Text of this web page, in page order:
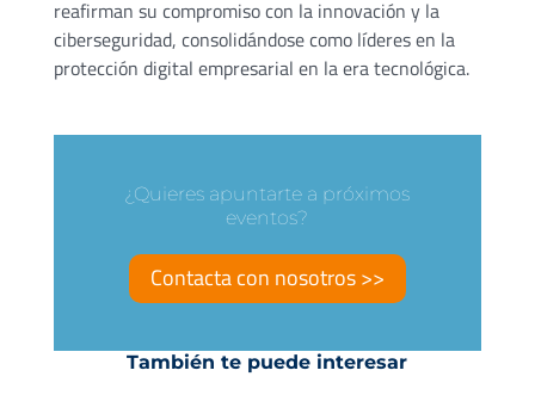
reafirman su compromiso con la innovación y la
ciberseguridad, consolidándose como líderes en la
protección digital empresarial en la era tecnológica.
¿Quieres apuntarte a próximos
eventos?
Contacta con nosotros >>
También te puede interesar